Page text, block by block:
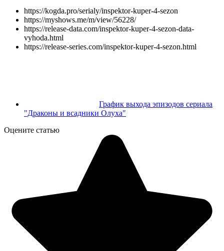
https://kogda.pro/serialy/inspektor-kuper-4-sezon
https://myshows.me/m/view/56228/
https://release-data.com/inspektor-kuper-4-sezon-data-
vyhoda.html
https://release-series.com/inspektor-kuper-4-sezon.html
График выхода эпизодов сериала
"Драконы и всадники Олуха"
Оцените статью